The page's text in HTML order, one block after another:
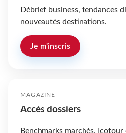
Débrief business, tendances
nouveautés destinations.
Je m'inscris
MAGAZINE
Accès dossiers
Benchmarks marchés,